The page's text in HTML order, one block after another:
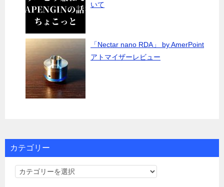
いて
「Nectar nano RDA」 by AmerPoint
アトマイザーレビュー
カテゴリー
カ